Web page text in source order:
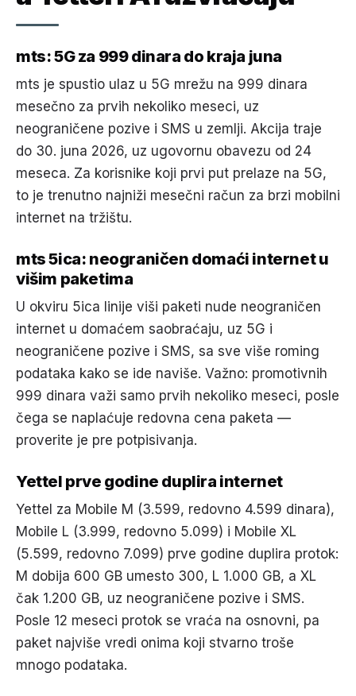
mts: 5G za 999 dinara do kraja juna
mts je spustio ulaz u 5G mrežu na 999 dinara
mesečno za prvih nekoliko meseci, uz
neograničene pozive i SMS u zemlji. Akcija traje
do 30. juna 2026, uz ugovornu obavezu od 24
meseca. Za korisnike koji prvi put prelaze na 5G,
to je trenutno najniži mesečni račun za brzi mobilni
internet na tržištu.
mts 5ica: neograničen domaći internet u
višim paketima
U okviru 5ica linije viši paketi nude neograničen
internet u domaćem saobraćaju, uz 5G i
neograničene pozive i SMS, sa sve više roming
podataka kako se ide naviše. Važno: promotivnih
999 dinara važi samo prvih nekoliko meseci, posle
čega se naplaćuje redovna cena paketa —
proverite je pre potpisivanja.
Yettel prve godine duplira internet
Yettel za Mobile M (3.599, redovno 4.599 dinara),
Mobile L (3.999, redovno 5.099) i Mobile XL
(5.599, redovno 7.099) prve godine duplira protok:
M dobija 600 GB umesto 300, L 1.000 GB, a XL
čak 1.200 GB, uz neograničene pozive i SMS.
Posle 12 meseci protok se vraća na osnovni, pa
paket najviše vredi onima koji stvarno troše
mnogo podataka.